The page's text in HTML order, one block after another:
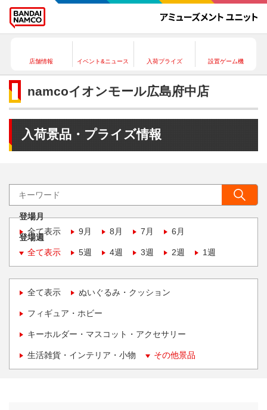
店舗情報 イベント&ニュース 入荷プライズ 設置ゲーム機
namcoイオンモール広島府中店
入荷景品・プライズ情報
登場月
全て表示
9月 8月 7月 6月
登場週
全て表示
5週 4週 3週 2週 1週
全て表示 ぬいぐるみ・クッション
フィギュア・ホビー
キーホルダー・マスコット・アクセサリー
生活雑貨・インテリア・小物 その他景品